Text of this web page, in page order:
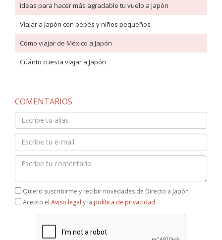
Ideas para hacer más agradable tu vuelo a Japón
Viajar a Japón con bebés y niños pequeños
Cómo viajar de México a Japón
Cuánto cuesta viajar a Japón
COMENTARIOS
Quiero suscribirme y recibir novedades de Directo a Japón
Acepto el Aviso legal y la política de privacidad